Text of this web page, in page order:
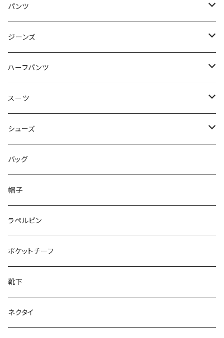
50/XL～
48/L
50/XL～
46/M
48/L
50/XL～
～44/S
46/M
48/L
50/XL～
パンツ
～44/S
46/M
48/L
50/XL～
ジーンズ
～44/S
46/M
48/L
50/XL～
ハーフパンツ
～44/S
46/M
48/L
50/XL～
スーツ
～44/S
46/M
48/L
50/XL～
シューズ
～25.5cm
26cm～
27cm～
28cm～
バッグ
帽子
ラペルピン
ポケットチーフ
靴下
ネクタイ